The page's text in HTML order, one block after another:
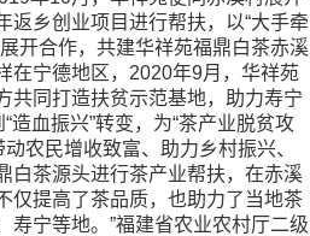
返乡创业项目进行帮扶，以“大手牵
开合作，共建华祥苑福鼎白茶赤溪
在宁德地区，2020年9月，华祥苑
共同打造扶贫示范基地，助力寿宁
造血振兴”转变，为“茶产业脱贫攻
农民增收致富、助力乡村振兴、
白茶源头进行茶产业帮扶，在赤溪
仅提高了茶品质，也助力了当地茶
寿宁等地。”福建省农业农村厅二级